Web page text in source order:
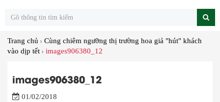
Trang chủ
Cùng chiêm ngưỡng thị trường hoa giả "hút" khách
vào dịp tết
images906380_12
images906380_12
01/02/2018